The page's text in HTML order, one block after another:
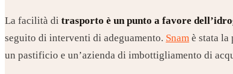
La facilità di trasporto è un punto a favore
seguito di interventi di adeguamento. Snam è stata la
un pastificio e un’azienda di imbottigliamento di